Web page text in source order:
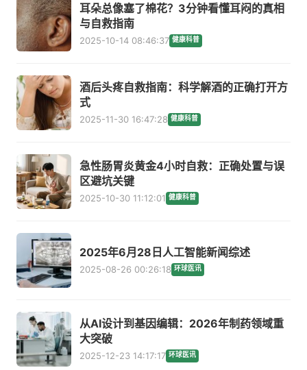
耳朵总像塞了棉花？3分钟看懂耳闷的真相
与自救指南
2025-10-14 08:46:37 健康科普
酒后头疼自救指南：科学解酒的正确打开方
式
2025-11-30 16:47:28 健康科普
急性肠胃炎黄金4小时自救：正确处置与误
区避坑关键
2025-10-30 11:12:01 健康科普
2025年6月28日人工智能新闻综述
2025-08-26 00:26:18 环球医讯
从AI设计到基因编辑：2026年制药领域重
大突破
2025-12-23 14:17:17 环球医讯